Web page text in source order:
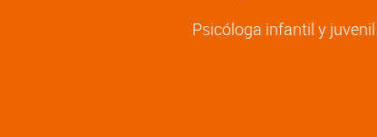
Psicóloga infantil y juvenil